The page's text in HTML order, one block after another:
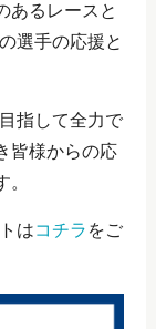
あるレースと
選手の応援と
指して全力で
皆様からの応
はコチラ をご